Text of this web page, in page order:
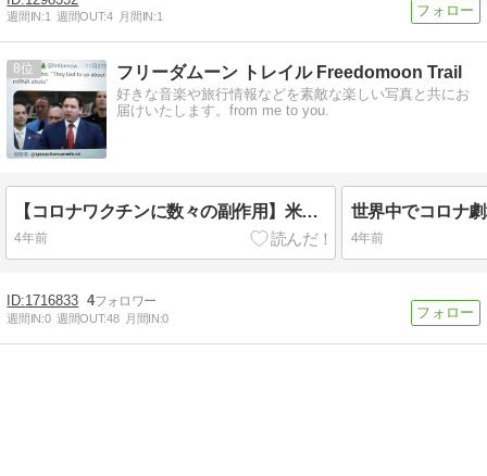
週間IN:1 週間OUT:4 月間IN:1
8 フリーダムーン トレイル Freedomoon Trail
好きな音楽や旅行情報などを素敵な楽しい写真と共にお
届けいたします。from me to you.
【コロナワクチンに数々の副作用】米国フロリダ州 ロン・デサンティス知事Governor Ron DeSantis
4年前 4年前
1716833 4
週間IN:0 週間OUT:48 月間IN:0